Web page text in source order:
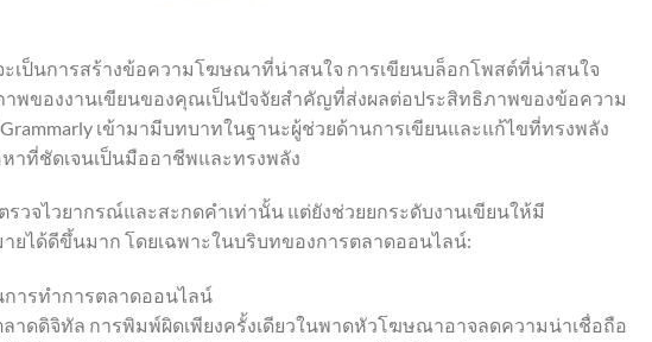
เป็นการสร้างข้อความโฆษณาที่น่าสนใจ การเขียนบล็อกโพสต์ที่น่าสนใจ
พของงานเขียนของคุณเป็นปัจจัยสำคัญที่ส่งผลต่อประสิทธิภาพของข้อความ
เข้ามามีบทบาทในฐานะผู้ช่วยด้านการเขียนและแก้ไขที่ทรงพลัง
าที่ชัดเจนเป็นมืออาชีพและทรงพลัง
รวจไวยากรณ์และสะกดคำเท่านั้น แต่ยังช่วยยกระดับงานเขียนให้มี
ยได้ดีขึ้นมาก โดยเฉพาะในบริบทของการตลาดออนไลน์:
ารทำการตลาดออนไลน์
ดดิจิทัล การพิมพ์ผิดเพียงครั้งเดียวในพาดหัวโฆษณาอาจลดความน่าเชื่อถือ